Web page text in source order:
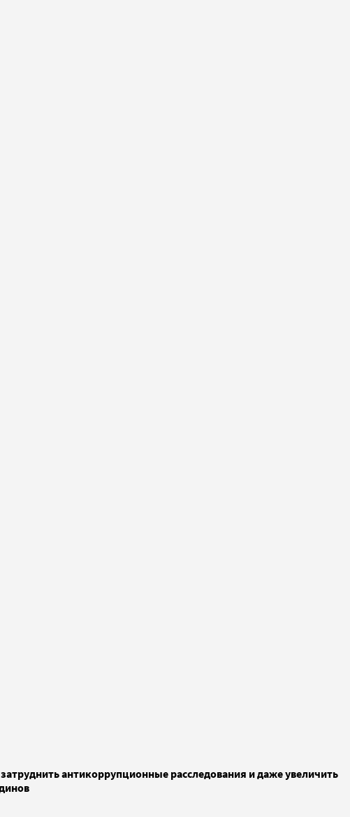
антикоррупционные расследования и даже увеличить